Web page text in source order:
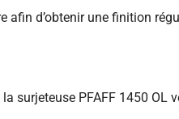
d’obtenir une finition
surjeteuse PFAFF 1450 OL